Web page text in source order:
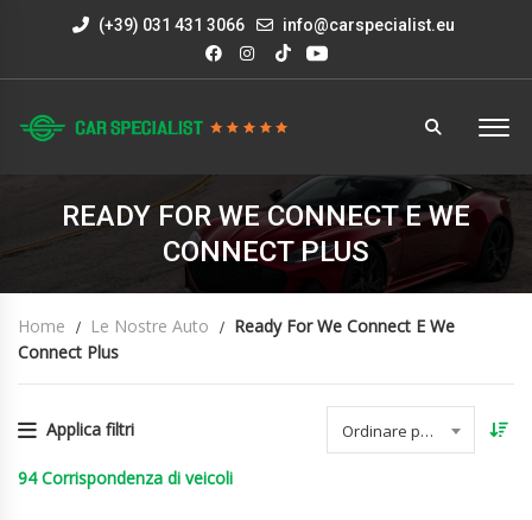
(+39) 031 431 3066 info@carspecialist.eu
READY FOR WE CONNECT E WE
CONNECT PLUS
Home Le Nostre Auto
Ready For We Connect E We
Connect Plus
Applica filtri Ordinare per data
94 Corrispondenza di veicoli